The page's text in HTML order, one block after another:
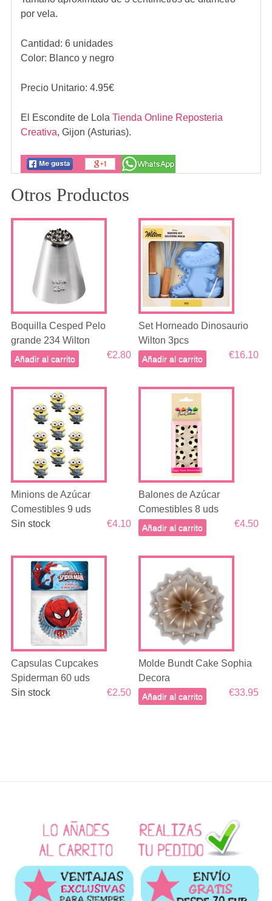
por vela.
Cantidad: 6 unidades
Color: Blanco y negro
Precio Unitario: 4.95€
El Escondite de Lola Tienda Online Reposteria
Creativa, Gijon (Asturias).
Otros Productos
Boquilla Cesped Pelo
grande 234 Wilton
€2.80
Añadir al carrito
Set Horneado Dinosaurio
Wilton 3pcs
€16.10
Añadir al carrito
Minions de Azúcar
Comestibles 9 uds
€4.10
Sin stock
Balones de Azúcar
Comestibles 8 uds
€4.50
Añadir al carrito
Capsulas Cupcakes
Spiderman 60 uds
€2.50
Sin stock
Molde Bundt Cake Sophia
Decora
€33.95
Añadir al carrito